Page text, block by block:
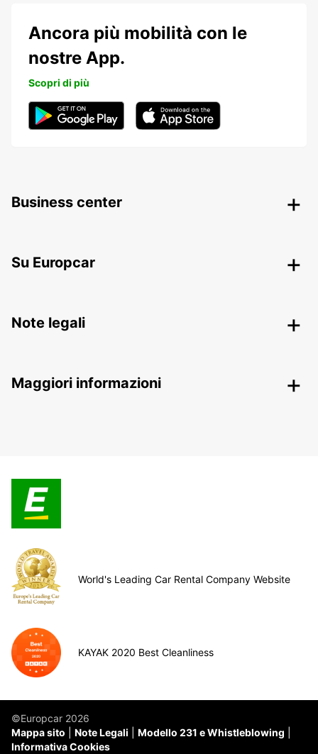
Ancora più mobilità con le
nostre App.
Scopri di più
Business center
Su Europcar
Note legali
Maggiori informazioni
World's Leading Car Rental Company Website
KAYAK 2020 Best Cleanliness
©Europcar 2026
Mappa sito
Note Legali
Modello 231 e Whistleblowing
Informativa Cookies